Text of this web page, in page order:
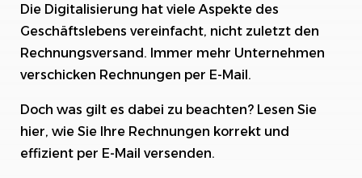
Versand von Rechnungen per E-Mail statt per
Post?
Vorteile & Nachteile beim Versand von
Rechnungen per Mail
Rechnungsversand per Mail aus einem
Rechnungsprogramm
Die Digitalisierung hat viele Aspekte des
Geschäftslebens vereinfacht, nicht zuletzt den
Rechnungsversand. Immer mehr Unternehmen
verschicken Rechnungen per E-Mail.
Doch was gilt es dabei zu beachten? Lesen Sie
hier, wie Sie Ihre Rechnungen korrekt und
effizient per E-Mail versenden.